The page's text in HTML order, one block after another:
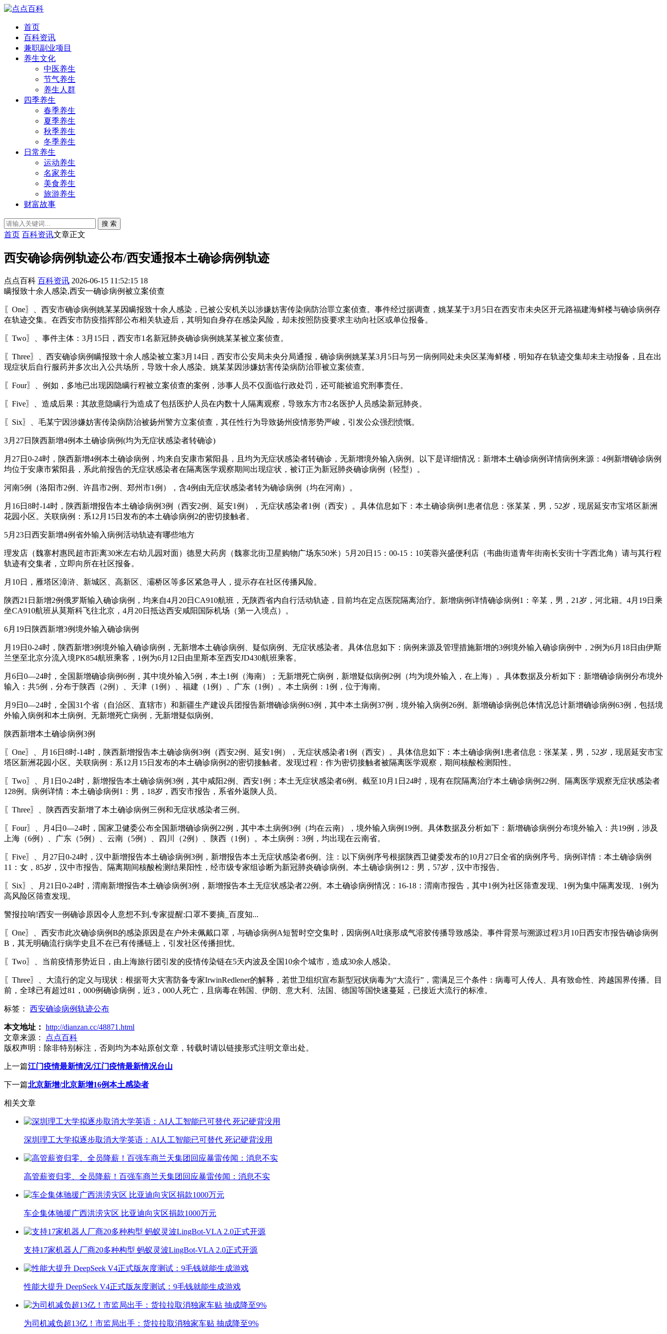
首页
百科资讯
兼职副业项目
养生文化
中医养生
节气养生
养生人群
四季养生
春季养生
夏季养生
秋季养生
冬季养生
日常养生
运动养生
名家养生
美食养生
旅游养生
财富故事
搜 索
首页 百科资讯文章正文
西安确诊病例轨迹公布/西安通报本土确诊病例轨迹
点点百科 百科资讯 2026-06-15 11:52:15 18
瞒报致十余人感染,西安一确诊病例被立案侦查
〖One〗、西安市确诊病例姚某某因瞒报致十余人感染，已被公安机关以涉嫌妨害传染病防治罪立案侦查。事件经过据调查，姚某某于3月5日在西安市未央区开元路福建海鲜楼与确诊病例存
在轨迹交集。在西安市防疫指挥部公布相关轨迹后，其明知自身存在感染风险，却未按照防疫要求主动向社区或单位报备。
〖Two〗、事件主体：3月15日，西安市1名新冠肺炎确诊病例姚某某被立案侦查。
〖Three〗、西安确诊病例瞒报致十余人感染被立案3月14日，西安市公安局未央分局通报，确诊病例姚某某3月5日与另一病例同处未央区某海鲜楼，明知存在轨迹交集却未主动报备，且在出
现症状后自行服药并多次出入公共场所，导致十余人感染。姚某某因涉嫌妨害传染病防治罪被立案侦查。
〖Four〗、例如，多地已出现因隐瞒行程被立案侦查的案例，涉事人员不仅面临行政处罚，还可能被追究刑事责任。
〖Five〗、造成后果：其故意隐瞒行为造成了包括医护人员在内数十人隔离观察，导致东方市2名医护人员感染新冠肺炎。
〖Six〗、毛某宁因涉嫌妨害传染病防治被扬州警方立案侦查，其任性行为导致扬州疫情形势严峻，引发公众强烈愤慨。
3月27日陕西新增4例本土确诊病例(均为无症状感染者转确诊)
月27日0-24时，陕西新增4例本土确诊病例，均来自安康市紫阳县，且均为无症状感染者转确诊，无新增境外输入病例。以下是详细情况：新增本土确诊病例详情病例来源：4例新增确诊病例
均位于安康市紫阳县，系此前报告的无症状感染者在隔离医学观察期间出现症状，被订正为新冠肺炎确诊病例（轻型）。
河南5例（洛阳市2例、许昌市2例、郑州市1例），含4例由无症状感染者转为确诊病例（均在河南）。
月16日8时-14时，陕西新增报告本土确诊病例3例（西安2例、延安1例），无症状感染者1例（西安）。具体信息如下：本土确诊病例1患者信息：张某某，男，52岁，现居延安市宝塔区新洲
花园小区。关联病例：系12月15日发布的本土确诊病例2的密切接触者。
5月23日西安新增4例省外输入病例活动轨迹有哪些地方
理发店（魏寨村惠民超市距离30米左右幼儿园对面）德昱大药房（魏寨北街卫星购物广场东50米）5月20日15：00-15：10芙蓉兴盛便利店（韦曲街道青年街南长安街十字西北角）请与其行程
轨迹有交集者，立即向所在社区报备。
月10日，雁塔区漳浒、新城区、高新区、灞桥区等多区紧急寻人，提示存在社区传播风险。
陕西21日新增2例俄罗斯输入确诊病例，均来自4月20日CA910航班，无陕西省内自行活动轨迹，目前均在定点医院隔离治疗。新增病例详情确诊病例1：辛某，男，21岁，河北籍。4月19日乘
坐CA910航班从莫斯科飞往北京，4月20日抵达西安咸阳国际机场（第一入境点）。
6月19日陕西新增3例境外输入确诊病例
月19日0-24时，陕西新增3例境外输入确诊病例，无新增本土确诊病例、疑似病例、无症状感染者。具体信息如下：病例来源及管理措施新增的3例境外输入确诊病例中，2例为6月18日由伊斯
兰堡至北京分流入境PK854航班乘客，1例为6月12日由里斯本至西安JD430航班乘客。
月6日0—24时，全国新增确诊病例6例，其中境外输入5例，本土1例（海南）；无新增死亡病例，新增疑似病例2例（均为境外输入，在上海）。具体数据及分析如下：新增确诊病例分布境外
输入：共5例，分布于陕西（2例）、天津（1例）、福建（1例）、广东（1例）。本土病例：1例，位于海南。
月9日0—24时，全国31个省（自治区、直辖市）和新疆生产建设兵团报告新增确诊病例63例，其中本土病例37例，境外输入病例26例。新增确诊病例总体情况总计新增确诊病例63例，包括境
外输入病例和本土病例。无新增死亡病例，无新增疑似病例。
陕西新增本土确诊病例3例
〖One〗、月16日8时-14时，陕西新增报告本土确诊病例3例（西安2例、延安1例），无症状感染者1例（西安）。具体信息如下：本土确诊病例1患者信息：张某某，男，52岁，现居延安市宝
塔区新洲花园小区。关联病例：系12月15日发布的本土确诊病例2的密切接触者。发现过程：作为密切接触者被隔离医学观察，期间核酸检测阳性。
〖Two〗、月1日0-24时，新增报告本土确诊病例3例，其中咸阳2例、西安1例；本土无症状感染者6例。截至10月1日24时，现有在院隔离治疗本土确诊病例22例、隔离医学观察无症状感染者
128例。病例详情：本土确诊病例1：男，18岁，西安市报告，系省外返陕人员。
〖Three〗、陕西西安新增了本土确诊病例三例和无症状感染者三例。
〖Four〗、月4日0—24时，国家卫健委公布全国新增确诊病例22例，其中本土病例3例（均在云南），境外输入病例19例。具体数据及分析如下：新增确诊病例分布境外输入：共19例，涉及
上海（6例）、广东（5例）、云南（5例）、四川（2例）、陕西（1例）。本土病例：3例，均出现在云南省。
〖Five〗、月27日0-24时，汉中新增报告本土确诊病例3例，新增报告本土无症状感染者6例。注：以下病例序号根据陕西卫健委发布的10月27日全省的病例序号。病例详情：本土确诊病例
11：女，85岁，汉中市报告。隔离期间核酸检测结果阳性，经市级专家组诊断为新冠肺炎确诊病例。本土确诊病例12：男，57岁，汉中市报告。
〖Six〗、月21日0-24时，渭南新增报告本土确诊病例3例，新增报告本土无症状感染者22例。本土确诊病例情况：16-18：渭南市报告，其中1例为社区筛查发现、1例为集中隔离发现、1例为
高风险区筛查发现。
警报拉响!西安一例确诊原因令人意想不到,专家提醒:口罩不要摘_百度知...
〖One〗、西安市此次确诊病例B的感染原因是在户外未佩戴口罩，与确诊病例A短暂时空交集时，因病例A吐痰形成气溶胶传播导致感染。事件背景与溯源过程3月10日西安市报告确诊病例
B，其无明确流行病学史且不在已有传播链上，引发社区传播担忧。
〖Two〗、当前疫情形势近日，由上海旅行团引发的疫情传染链在5天内波及全国10余个城市，造成30余人感染。
〖Three〗、大流行的定义与现状：根据哥大灾害防备专家IrwinRedlener的解释，若世卫组织宣布新型冠状病毒为“大流行”，需满足三个条件：病毒可人传人、具有致命性、跨越国界传播。目
前，全球已有超过81，000例确诊病例，近3，000人死亡，且病毒在韩国、伊朗、意大利、法国、德国等国快速蔓延，已接近大流行的标准。
标签： 西安确诊病例轨迹公布
本文地址： http://dianzan.cc/48871.html
文章来源：
点点百科
版权声明： 除非特别标注，否则均为本站原创文章，转载时请以链接形式注明文章出处。
上一篇江门疫情最新情况/江门疫情最新情况台山
下一篇北京新增/北京新增16例本土感染者
相关文章
深圳理工大学拟逐步取消大学英语：AI人工智能已可替代 死记硬背没用
高管薪资归零、全员降薪！百强车商兰天集团回应暴雷传闻：消息不实
车企集体驰援广西洪涝灾区 比亚迪向灾区捐款1000万元
支持17家机器人厂商20多种构型 蚂蚁灵波LingBot-VLA 2.0正式开源
性能大提升 DeepSeek V4正式版灰度测试：9毛钱就能生成游戏
为司机减负超13亿！市监局出手：货拉拉取消独家车贴 抽成降至9%